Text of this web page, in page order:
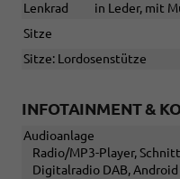
Lenkrad
in Leder, mit
Sitze
Sitze: Lordosenstütze
INFOTAINMENT &
Audioanlage
Radio/MP3-Player,
Digitalradio DAB,